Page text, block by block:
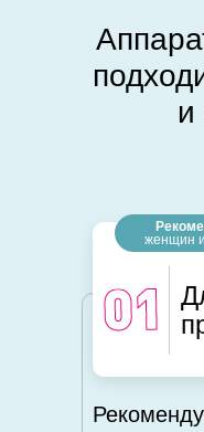
женщин и